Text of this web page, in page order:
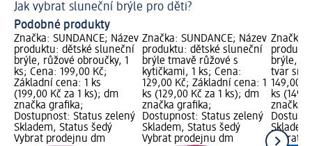
Jak vybrat sluneční brýle pro děti?
Podobné produkty
Značka: SUNDANCE; Název
produktu: dětské sluneční
brýle, růžové obroučky, 1
ks; Cena: 199,00 Kč;
Základní cena: 1 ks
(199,00 Kč za 1 ks); dm
značka grafika;
Dostupnost: Status zelený
Skladem, Status šedý
Vybrat prodejnu dm
Značka: SUNDANCE; Název
produktu: dětské sluneční
brýle tmavě růžové s
kytičkami, 1 ks; Cena:
129,00 Kč; Základní cena: 1
ks (129,00 Kč za 1 ks); dm
značka grafika;
Dostupnost: Status zelený
Skladem, Status šedý
Vybrat prodejnu dm
Značka:
brýle,
tvar
149,00
ks
značka
Vybrat